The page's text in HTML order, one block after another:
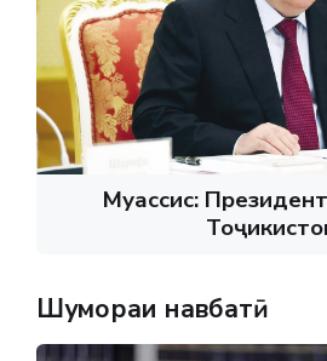
Муассис:
Шумораи навбатӣ